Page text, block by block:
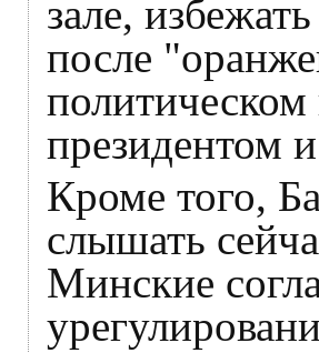
зале,
после
политическом
президентом
Кроме того,
слышать
Минские